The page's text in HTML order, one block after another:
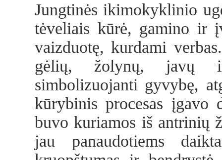
Jungtinės ikimokyklinio
tėveliais kūrė, gamino ir
vaizduotę, kurdami
gėlių, žolynų, javų
simbolizuojanti gyvybę,
kūrybinis procesas įgavo
buvo kuriamos iš antrinių
jau panaudotiems